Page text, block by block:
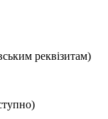
реквізитам)